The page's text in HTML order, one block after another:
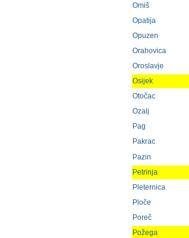
Omiš
Opatija
Opuzen
Orahovica
Oroslavje
Osijek
Otočac
Ozalj
Pag
Pakrac
Pazin
Petrinja
Pleternica
Ploče
Poreč
Požega